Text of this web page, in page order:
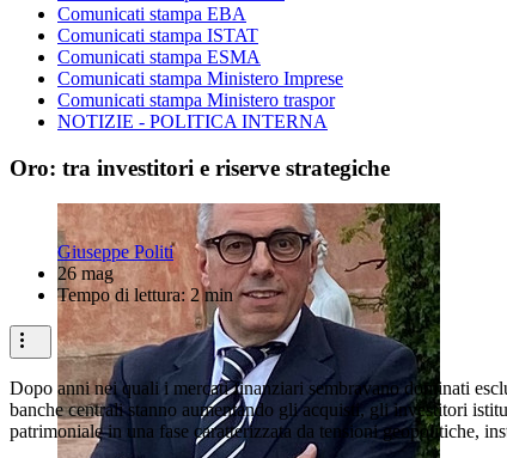
Comunicati stampa EBA
Comunicati stampa ISTAT
Comunicati stampa ESMA
Comunicati stampa Ministero Imprese
Comunicati stampa Ministero traspor
NOTIZIE - POLITICA INTERNA
Oro: tra investitori e riserve strategiche
Giuseppe Politi
26 mag
Tempo di lettura: 2 min
Dopo anni nei quali i mercati finanziari sembravano dominati
banche centrali stanno aumentando gli acquisti, gli investitori
patrimoniale in una fase caratterizzata da tensioni geopolitiche,